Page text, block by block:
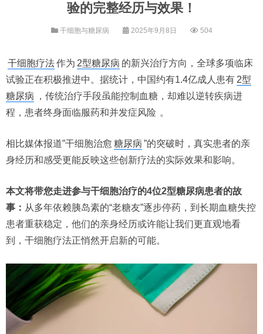
验的完整经历与效果！
干细胞与糖尿病 2025年9月8日 504
干细胞疗法作为 2型糖尿病 的新兴治疗方向，全球多项临床
试验正在积极推进中。据统计，中国约有1.4亿成人患有 2型
糖尿病
，传统治疗手段虽能控制血糖，却难以逆转疾病进
程，患者终身面临服药和并发症风险 。
相比媒体报道”干细胞治愈 糖尿病 ”的突破时，真实患者的亲
身经历和感受更能反映这些创新疗法的实际效果和影响。
本文将带您走进参与干细胞治疗的4位2型糖尿病患者的故
事： 从多年依赖胰岛素的“老糖友”逐步停药，到长期血糖失控
患者重获稳定，他们的亲身经历或许能让我们更直观地看
到，干细胞疗法正悄然开启新的可能。